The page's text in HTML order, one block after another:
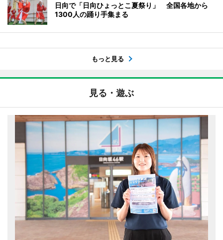
日向で「日向ひょっとこ夏祭り」 全国各地から
1300人の踊り手集まる
もっと見る
見る・遊ぶ